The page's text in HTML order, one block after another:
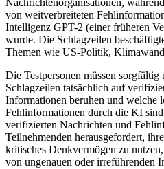
Nachrichtenorganisationen,
von weitverbreiteten
Intelligenz GPT-2 (einer früheren
wurde. Die Schlagzeilen
Themen wie US-Politik,
Die Testpersonen müssen sorgfältig
Schlagzeilen tatsächlich auf
Informationen beruhen und welche
Fehlinformationen durch die KI
verifizierten Nachrichten und
Teilnehmenden herausgefordert,
kritisches Denkvermögen zu
von ungenauen oder irreführenden